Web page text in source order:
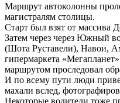
Маршрут автоколонны
магистралям столицы.
Старт был взят от массива
Затем через через Южный
(Шота Руставели), Навои,
гипермаркета
маршрутом проследовал
И по всему пути люди
махали вслед,
Некоторые водители тоже